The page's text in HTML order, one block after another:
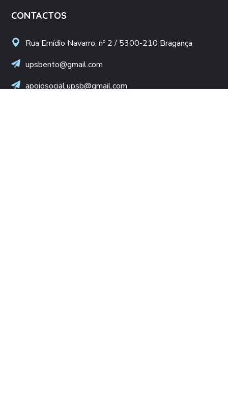
CONTACTOS
Rua Emídio Navarro, nº 2 / 5300-210 Bragança
upsbento@gmail.com
apoiosocial.upsb@gmail.com